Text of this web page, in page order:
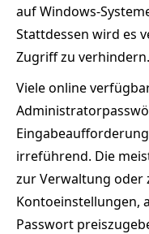
auf Windows-
Stattdessen wird es
Zugriff zu verhindern.
Viele online
irreführend. Die
zur Verwaltung oder
Kontoeinstellungen,
Passwort